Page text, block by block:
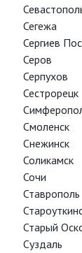
Сегежа
Сергиев
Серов
Серпухов
Сестрорецк
Смоленск
Снежинск
Соликамск
Сочи
Ставрополь
Старый
Суздаль